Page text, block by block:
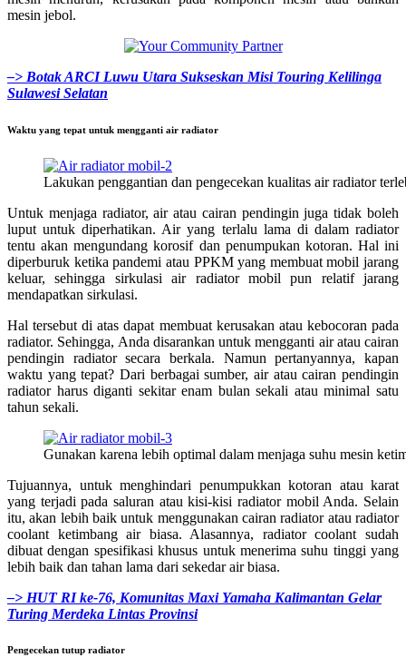
mesin jebol.
–> Botak ARCI Luwu Utara Sukseskan Misi Touring Kelilinga
Sulawesi Selatan
Waktu yang tepat untuk mengganti air radiator
Lakukan penggantian dan pengecekan kualitas air radiator
Untuk menjaga radiator, air atau cairan pendingin juga tidak boleh
luput untuk diperhatikan. Air yang terlalu lama di dalam radiator
tentu akan mengundang korosif dan penumpukan kotoran. Hal ini
diperburuk ketika pandemi atau PPKM yang membuat mobil jarang
keluar, sehingga sirkulasi air radiator mobil pun relatif jarang
mendapatkan sirkulasi.
Hal tersebut di atas dapat membuat kerusakan atau kebocoran pada
radiator. Sehingga, Anda disarankan untuk mengganti air atau cairan
pendingin radiator secara berkala. Namun pertanyannya, kapan
waktu yang tepat? Dari berbagai sumber, air atau cairan pendingin
radiator harus diganti sekitar enam bulan sekali atau minimal satu
tahun sekali.
Gunakan karena lebih optimal dalam menjaga suhu mesin
Tujuannya, untuk menghindari penumpukkan kotoran atau karat
yang terjadi pada saluran atau kisi-kisi radiator mobil Anda. Selain
itu, akan lebih baik untuk menggunakan cairan radiator atau radiator
coolant ketimbang air biasa. Alasannya, radiator coolant sudah
dibuat dengan spesifikasi khusus untuk menerima suhu tinggi yang
lebih baik dan tahan lama dari sekedar air biasa.
–> HUT RI ke-76, Komunitas Maxi Yamaha Kalimantan Gelar
Turing Merdeka Lintas Provinsi
Pengecekan tutup radiator